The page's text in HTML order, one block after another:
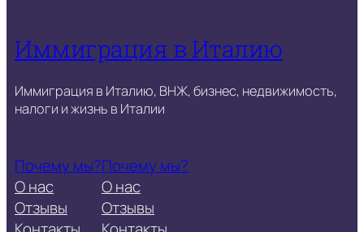
Иммиграция в Италию
Иммиграция в Италию, ВНЖ, бизнес, недвижимость,
налоги и жизнь в Италии
Почему мы?
О нас
Отзывы
Почему мы?
О нас
Отзывы